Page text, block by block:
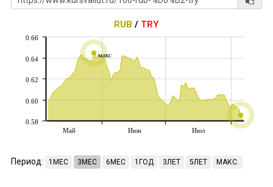
RUB / TRY
макс
Май Июн Июл
0.58
0.60
0.62
0.64
0.66
Период: 1МЕС 3МЕС 6МЕС 1ГОД 3ЛЕТ 5ЛЕТ МАКС.